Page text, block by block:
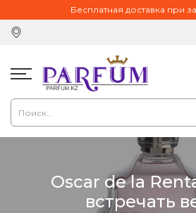
Бесплатная доставка при
Oscar de la
встречать